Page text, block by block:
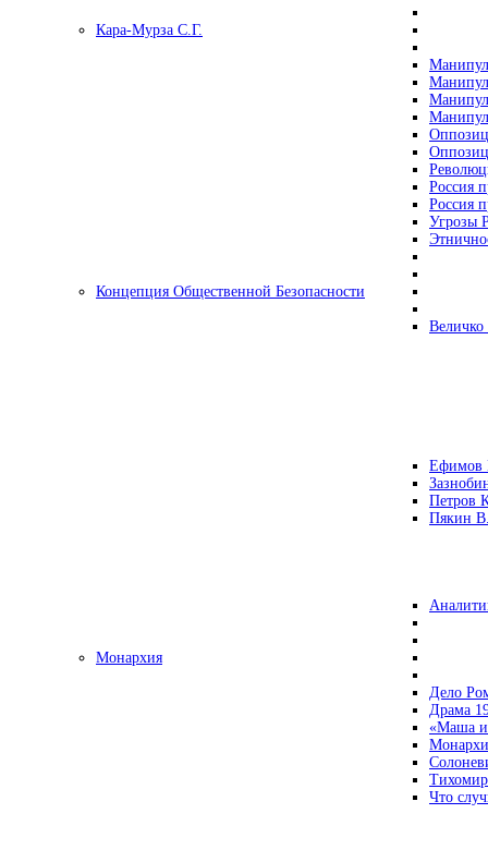
Кара-Мурза С.Г.
Россия
Россия
Угрозы
Концепция Общественной Безопасности
Ефимов
Петров
Пякин
Монархия
Дело
Драма
«Маша и
Что